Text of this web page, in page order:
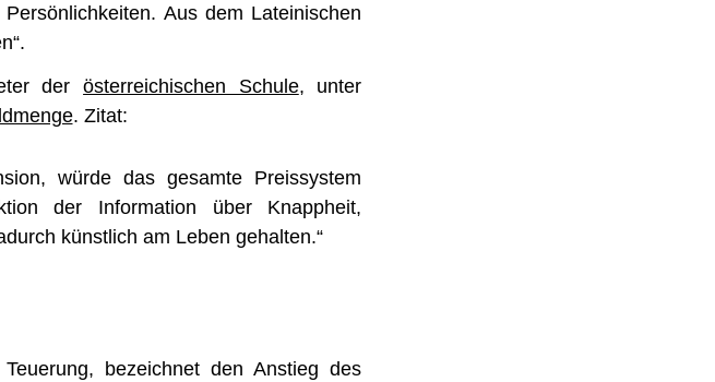
Aus dem Lateinischen
derösterreichischen Schule, unter
. Zitat:
würde das gesamte Preissystem
der Information über Knappheit,
künstlich am Leben gehalten.“
bezeichnet den Anstieg des